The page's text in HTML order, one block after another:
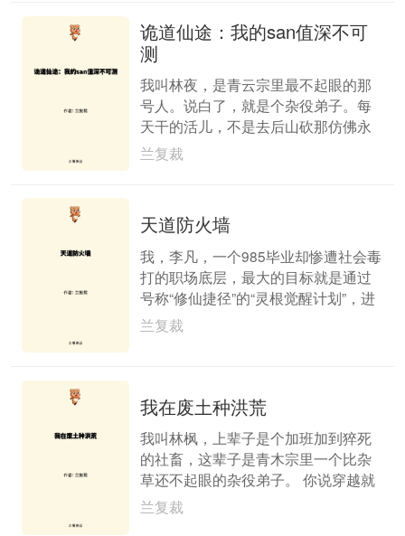
诡道仙途：我的san值深不可
测
我叫林夜，是青云宗里最不起眼的那
号人。说白了，就是个杂役弟子。每
天干的活儿，不是去后山砍那仿佛永
远砍不完的“铁木”，就是给丹房的大爷
们清洗那些药渣子糊得厚厚的炉鼎。
出气筒，身上青一块紫一块也是常
事。 日子就这么一天天过着，像山涧
里死气沉沉的潭水，激不起半点波
澜。我几乎都快忘了，自己当初是抱
着怎样一丝微弱的希望爬上这青云
山，妄想能修仙得道，逍遥天地间
吸都好像低人一等。 今天尤其难熬。
管事的赵胖子也不知道抽什么风，非
说我上午砍的铁木规格不对，扣了我
晚饭的两个馒头。我饿着肚子，又被
派去清理炼丹房后面堆积如山的药
渣。那味道，呛得人直翻白眼，混合
着各种烧糊了的草药和某种难以言喻
兰复裁
天道防火墙
我，李凡，一个985毕业却惨遭社会毒
打的职场底层，最大的目标就是通过
号称“修仙捷径”的“灵根觉醒计划”，进
入顶级公司“天道集团”，摆脱房贷、K
PI和领导的压榨，成为人上人。
兰复裁
我在废土种洪荒
我叫林枫，上辈子是个加班加到猝死
的社畜，这辈子是青木宗里一个比杂
草还不起眼的杂役弟子。 你说穿越就
穿越吧，好歹给个天才资质、豪门家
世啊？可我呢，资质是号称“朽木难
兰复裁